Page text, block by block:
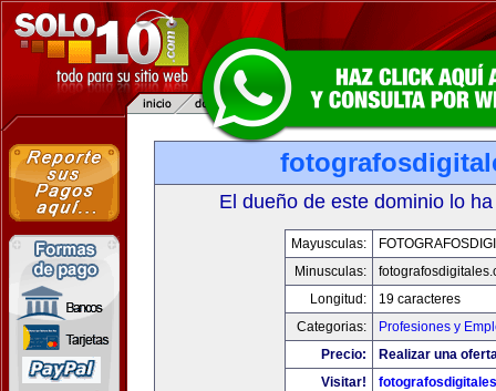
El dueño de este dominio lo
Mayusculas:
Minusculas:
Longitud:
19 caracteres
Categorias:
Profesiones y
Precio:
Realizar una
Visitar!